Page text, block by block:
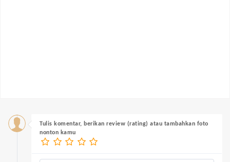
Tulis komentar, berikan review (rating) atau tambahkan foto
nonton kamu